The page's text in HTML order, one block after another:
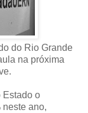
do Rio Grande
na próxima
Estado o
ano,